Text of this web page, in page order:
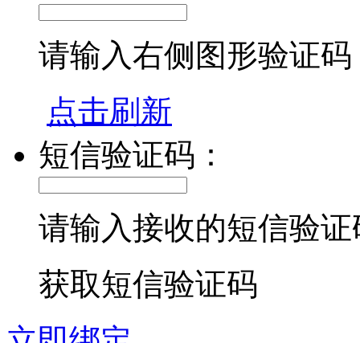
请输入右侧图形验证码
点击刷新
短信验证码：
请输入接收的短信验证
获取短信验证码